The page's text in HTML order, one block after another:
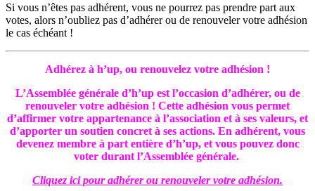
Si vous n’êtes pas adhérent, vous ne pourrez pas prendre part aux
votes, alors n’oubliez pas d’adhérer ou de renouveler votre adhésion
le cas échéant !
Adhérez à h’up, ou renouvelez votre adhésion !
L’Assemblée générale d’h’up est l’occasion d’adhérer, ou de
renouveler votre adhésion ! Cette adhésion vous permet
d’affirmer votre appartenance à l’association et à ses valeurs, et
d’apporter un soutien concret à ses actions. En adhérent, vous
devenez membre à part entière d’h’up, et vous pouvez donc
voter durant l’Assemblée générale.
Cliquez ici pour adhérer ou renouveler votre adhésion.